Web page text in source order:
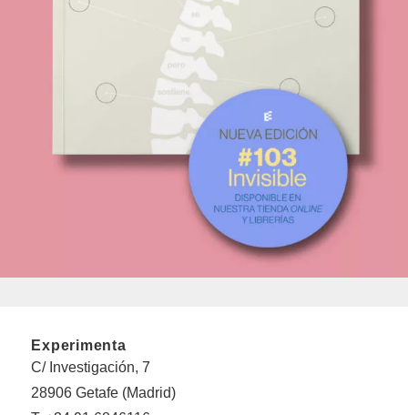
Experimenta
C/ Investigación, 7
28906 Getafe (Madrid)